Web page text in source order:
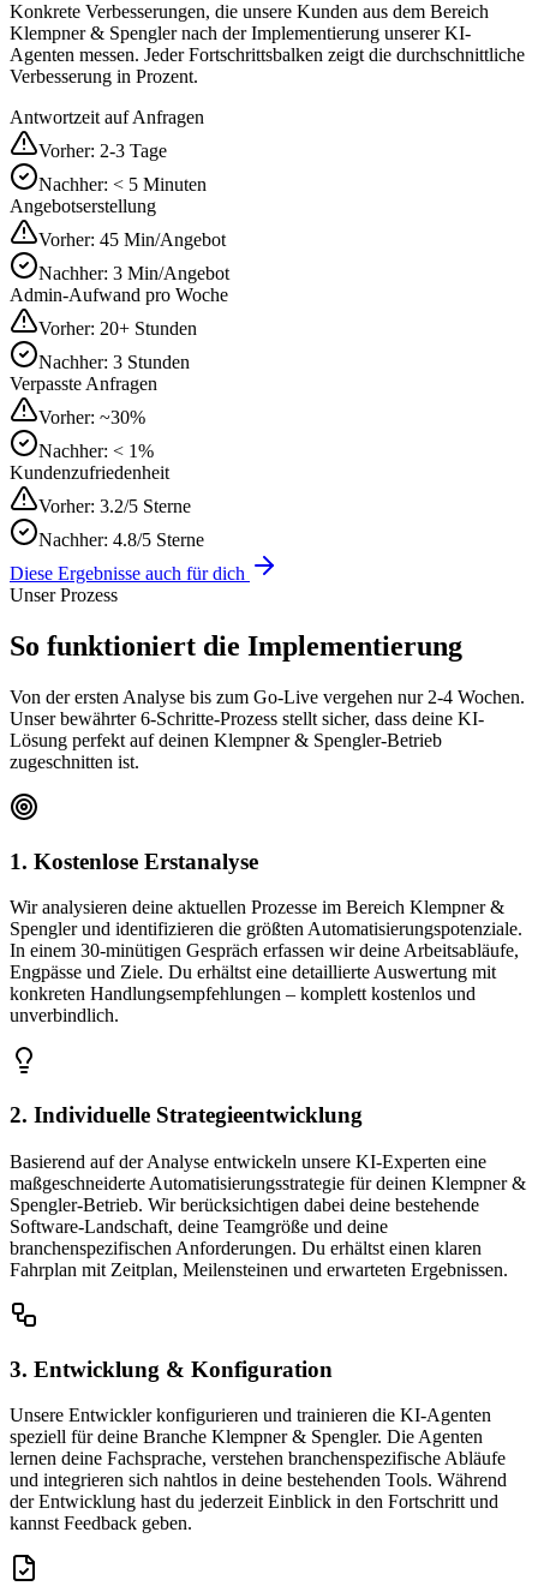
Konkrete Verbesserungen, die unsere Kunden aus dem Bereich
Klempner & Spenglernach der Implementierung unserer KI-
Agenten messen. Jeder Fortschrittsbalken zeigt die durchschnittliche
Verbesserung in Prozent.
Antwortzeit auf Anfragen
Vorher: 2-3 Tage
Nachher: < 5 Minuten
Angebotserstellung
Vorher: 45 Min/Angebot
Nachher: 3 Min/Angebot
Admin-Aufwand pro Woche
Vorher: 20+ Stunden
Nachher: 3 Stunden
Verpasste Anfragen
Vorher: ~30%
Nachher: < 1%
Kundenzufriedenheit
Vorher: 3.2/5 Sterne
Nachher: 4.8/5 Sterne
Diese Ergebnisse auch für dich
Unser Prozess
So funktioniert die Implementierung
Von der ersten Analyse bis zum Go-Live vergehen nur 2-4 Wochen.
Unser bewährter 6-Schritte-Prozess stellt sicher, dass deine KI-
Lösung perfekt auf deinen Klempner & Spengler-Betrieb
zugeschnitten ist.
1. Kostenlose Erstanalyse
Wir analysieren deine aktuellen Prozesse im Bereich Klempner &
Spengler und identifizieren die größten Automatisierungspotenziale.
In einem 30-minütigen Gespräch erfassen wir deine Arbeitsabläufe,
Engpässe und Ziele. Du erhältst eine detaillierte Auswertung mit
konkreten Handlungsempfehlungen – komplett kostenlos und
unverbindlich.
2. Individuelle Strategieentwicklung
Basierend auf der Analyse entwickeln unsere KI-Experten eine
maßgeschneiderte Automatisierungsstrategie für deinen Klempner &
Spengler-Betrieb. Wir berücksichtigen dabei deine bestehende
Software-Landschaft, deine Teamgröße und deine
branchenspezifischen Anforderungen. Du erhältst einen klaren
Fahrplan mit Zeitplan, Meilensteinen und erwarteten Ergebnissen.
3. Entwicklung & Konfiguration
Unsere Entwickler konfigurieren und trainieren die KI-Agenten
speziell für deine Branche Klempner & Spengler. Die Agenten
lernen deine Fachsprache, verstehen branchenspezifische Abläufe
und integrieren sich nahtlos in deine bestehenden Tools. Während
der Entwicklung hast du jederzeit Einblick in den Fortschritt und
kannst Feedback geben.